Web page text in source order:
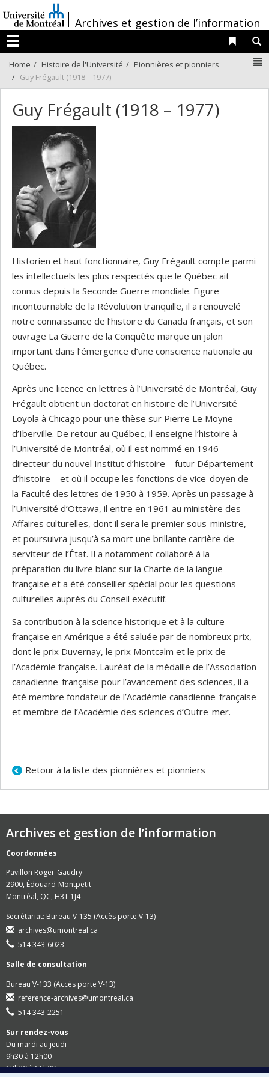
au
contenu
/
Archives et gestion de l’information
Menu
Liens
Home Histoire de l'Université
Pionnières et pionniers
Guy Frégault (1918 – 1977)
Guy Frégault (1918 – 1977)
Historien et haut fonctionnaire, Guy Frégault compte parmi
les intellectuels les plus respectés que le Québec ait
connus depuis la Seconde Guerre mondiale. Figure
incontournable de la Révolution tranquille, il a renouvelé
notre connaissance de l’histoire du Canada français, et son
ouvrage La Guerre de la Conquête marque un jalon
important dans l’émergence d’une conscience nationale au
Québec.
Après une licence en lettres à l’Université de Montréal, Guy
Frégault obtient un doctorat en histoire de l’Université
Loyola à Chicago pour une thèse sur Pierre Le Moyne
d’Iberville. De retour au Québec, il enseigne l’histoire à
l’Université de Montréal, où il est nommé en 1946
directeur du nouvel Institut d’histoire – futur Département
d’histoire – et où il occupe les fonctions de vice-doyen de
la Faculté des lettres de 1950 à 1959. Après un passage à
l’Université d’Ottawa, il entre en 1961 au ministère des
Affaires culturelles, dont il sera le premier sous-ministre,
et poursuivra jusqu’à sa mort une brillante carrière de
serviteur de l’État. Il a notamment collaboré à la
préparation du livre blanc sur la Charte de la langue
française et a été conseiller spécial pour les questions
culturelles auprès du Conseil exécutif.
Sa contribution à la science historique et à la culture
française en Amérique a été saluée par de nombreux prix,
dont le prix Duvernay, le prix Montcalm et le prix de
l’Académie française. Lauréat de la médaille de l’Association
canadienne-française pour l’avancement des sciences, il a
été membre fondateur de l’Académie canadienne-française
et membre de l’Académie des sciences d’Outre-mer.
Retour à la liste des pionnières et pionniers
Archives et gestion de l’information
Coordonnées
Pavillon Roger-Gaudry
2900, Édouard-Montpetit
Montréal, QC, H3T 1J4
Secrétariat: Bureau V-135 (Accès porte V-13)
archives@umontreal.ca
514 343-6023
Salle de consultation
Bureau V-133 (Accès porte V-13)
reference-archives@umontreal.ca
514 343-2251
Sur rendez-vous
Du mardi au jeudi
9h30 à 12h00
13h30 à 16h00